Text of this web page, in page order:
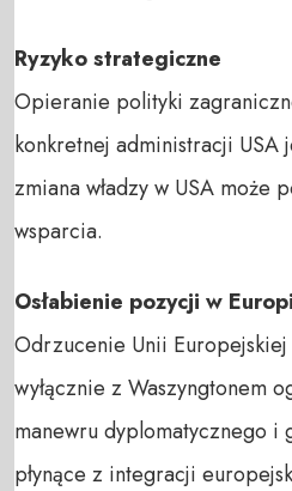
Ryzyko strategiczne
Opieranie polityki
konkretnej administracji USA
zmiana władzy w USA może
wsparcia.
Osłabienie pozycji w
Odrzucenie Unii
wyłącznie z Waszyngtonem
manewru dyplomatycznego i
płynące z integracji